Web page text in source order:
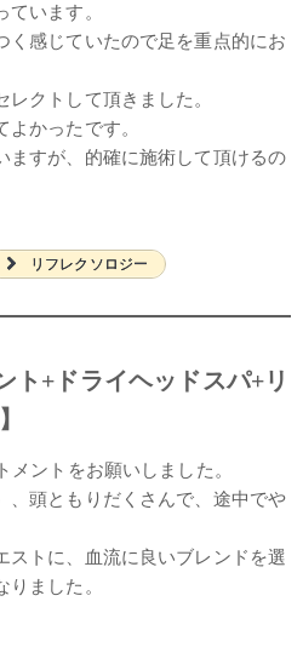
います。
く感じていたので足を重点的にお
クトして頂きました。
かったです。
ますが、的確に施術して頂けるの
リフレクソロジー
ト+ドライヘッドスパ+リ
ントをお願いしました。
、頭ともりだくさんで、途中でや
トに、血流に良いブレンドを選
ました。